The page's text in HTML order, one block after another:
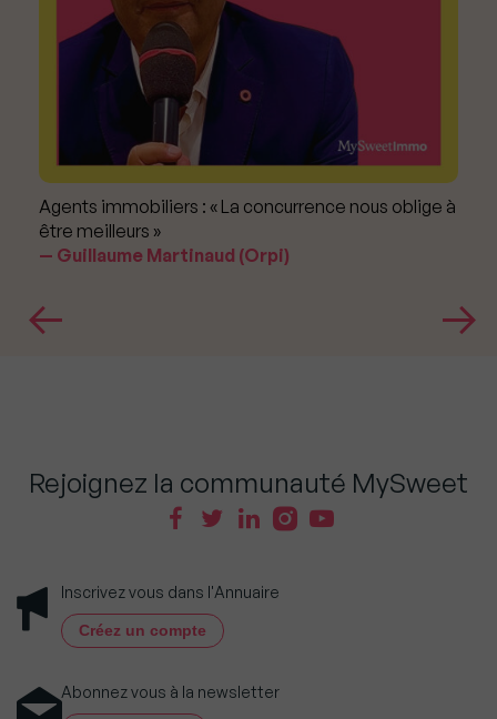
Agents immobiliers : « La concurrence nous oblige à
être meilleurs »
Guillaume Martinaud (Orpi)
Rejoignez la communauté MySweet
Inscrivez vous dans l'Annuaire
Créez un compte
Abonnez vous à la newsletter